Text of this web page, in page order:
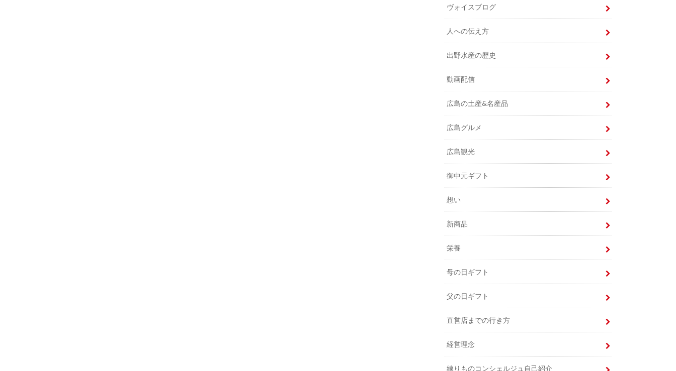
ヴォイスブログ
人への伝え方
出野水産の歴史
動画配信
広島の土産&名産品
広島グルメ
広島観光
御中元ギフト
想い
新商品
栄養
母の日ギフト
父の日ギフト
直営店までの行き方
経営理念
練りものコンシェルジュ自己紹介